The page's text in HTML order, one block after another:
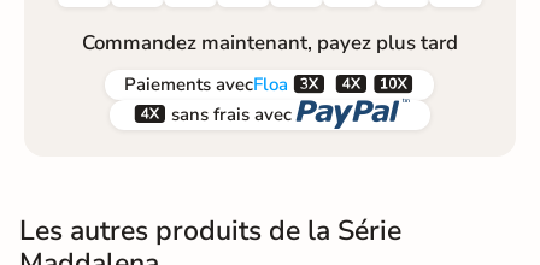
Commandez maintenant, payez plus tard
Paiements avecFloa  
 sans frais avec 
Les autres produits de la Série